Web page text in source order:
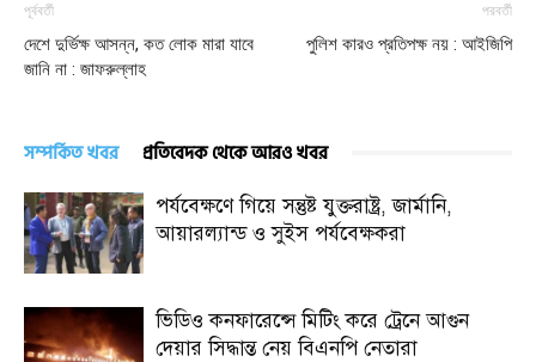
পূর্ববর্তী
দেশে দুর্ভিক্ষ আসন্ন, কত লোক মারা যাবে
জানি না : জাফরুল্লাহ
পরবর্তী
পুলিশ কারও প্রতিপক্ষ নয় : আইজিপি
সম্পর্কিত খবর প্রতিবেদক থেকে আরও খবর
পর্যবেক্ষণে গিয়ে সন্তুষ্ট যুক্তরাষ্ট্র, জার্মানি,
আয়ারল্যান্ড ও সুইস পর্যবেক্ষকরা
ভিডিও কনফারেন্সে মিটিং করে ট্রেনে আগুন
দেয়ার সিদ্ধান্ত নেয় বিএনপি নেতারা